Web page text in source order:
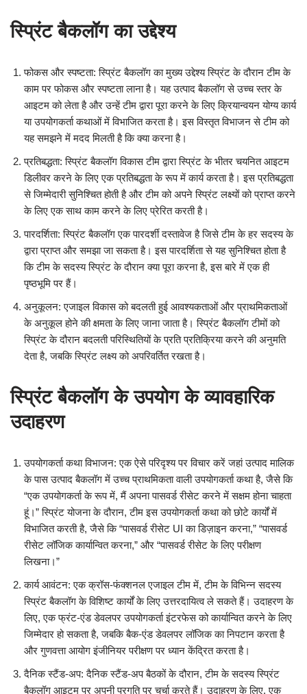
स्प्रिंट बैकलॉग का उद्देश्य
फोकस और स्पष्टता: स्प्रिंट बैकलॉग का मुख्य उद्देश्य स्प्रिंट के दौरान टीम के
काम पर फोकस और स्पष्टता लाना है। यह उत्पाद बैकलॉग से उच्च स्तर के
आइटम को लेता है और उन्हें टीम द्वारा पूरा करने के लिए क्रियान्वयन योग्य कार्य
या उपयोगकर्ता कथाओं में विभाजित करता है। इस विस्तृत विभाजन से टीम को
यह समझने में मदद मिलती है कि क्या करना है।
प्रतिबद्धता: स्प्रिंट बैकलॉग विकास टीम द्वारा स्प्रिंट के भीतर चयनित आइटम
डिलीवर करने के लिए एक प्रतिबद्धता के रूप में कार्य करता है। इस प्रतिबद्धता
से जिम्मेदारी सुनिश्चित होती है और टीम को अपने स्प्रिंट लक्ष्यों को प्राप्त करने
के लिए एक साथ काम करने के लिए प्रेरित करती है।
पारदर्शिता: स्प्रिंट बैकलॉग एक पारदर्शी दस्तावेज है जिसे टीम के हर सदस्य के
द्वारा प्राप्त और समझा जा सकता है। इस पारदर्शिता से यह सुनिश्चित होता है
कि टीम के सदस्य स्प्रिंट के दौरान क्या पूरा करना है, इस बारे में एक ही
पृष्ठभूमि पर हैं।
अनुकूलन: एजाइल विकास को बदलती हुई आवश्यकताओं और प्राथमिकताओं
के अनुकूल होने की क्षमता के लिए जाना जाता है। स्प्रिंट बैकलॉग टीमों को
स्प्रिंट के दौरान बदलती परिस्थितियों के प्रति प्रतिक्रिया करने की अनुमति
देता है, जबकि स्प्रिंट लक्ष्य को अपरिवर्तित रखता है।
स्प्रिंट बैकलॉग के उपयोग के व्यावहारिक
उदाहरण
उपयोगकर्ता कथा विभाजन: एक ऐसे परिदृश्य पर विचार करें जहां उत्पाद मालिक
के पास उत्पाद बैकलॉग में उच्च प्राथमिकता वाली उपयोगकर्ता कथा है, जैसे कि
“एक उपयोगकर्ता के रूप में, मैं अपना पासवर्ड रीसेट करने में सक्षम होना चाहता
हूं।” स्प्रिंट योजना के दौरान, टीम इस उपयोगकर्ता कथा को छोटे कार्यों में
विभाजित करती है, जैसे कि “पासवर्ड रीसेट UI का डिज़ाइन करना,” “पासवर्ड
रीसेट लॉजिक कार्यान्वित करना,” और “पासवर्ड रीसेट के लिए परीक्षण
लिखना।”
कार्य आवंटन: एक क्रॉस-फंक्शनल एजाइल टीम में, टीम के विभिन्न सदस्य
स्प्रिंट बैकलॉग के विशिष्ट कार्यों के लिए उत्तरदायित्व ले सकते हैं। उदाहरण के
लिए, एक फ्रंट-एंड डेवलपर उपयोगकर्ता इंटरफेस को कार्यान्वित करने के लिए
जिम्मेदार हो सकता है, जबकि बैक-एंड डेवलपर लॉजिक का निपटान करता है
और गुणवत्ता आयोग इंजीनियर परीक्षण पर ध्यान केंद्रित करता है।
दैनिक स्टैंड-अप: दैनिक स्टैंड-अप बैठकों के दौरान, टीम के सदस्य स्प्रिंट
बैकलॉग आइटम पर अपनी प्रगति पर चर्चा करते हैं। उदाहरण के लिए, एक